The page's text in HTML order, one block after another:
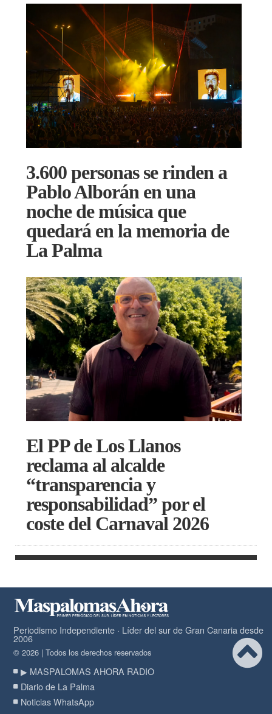
3.600 personas se rinden a
Pablo Alborán en una
noche de música que
quedará en la memoria de
La Palma
El PP de Los Llanos
reclama al alcalde
“transparencia y
responsabilidad” por el
coste del Carnaval 2026
Periodismo Independiente · Líder del sur de Gran Canaria desde
2006
© 2026 | Todos los derechos reservados
▶ MASPALOMAS AHORA RADIO
Diario de La Palma
Noticias WhatsApp